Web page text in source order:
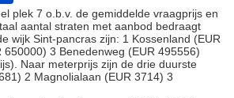
plek 7 o.b.v. de gemiddelde vraagprijs en
aantal straten met aanbod bedraagt
wijk Sint-pancras zijn: 1 Kossenland (EUR
3 Benedenweg (EUR 495556)
Naar meterprijs zijn de drie duurste
2 Magnolialaan (EUR 3714) 3